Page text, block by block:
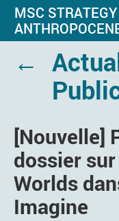
MSC
←
[Nouvelle]
dossier
Worlds
Imagine